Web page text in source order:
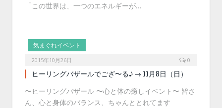
「この世界は、一つのエネルギーが…
気まぐれイベント
2015年10月26日 0
ヒーリングバザールでござ〜る♪ → 11月8日（日）
〜ヒーリングバザール 〜心と体の癒しイベント〜 皆さ
ん、心と身体のバランス、ちゃんととれてます